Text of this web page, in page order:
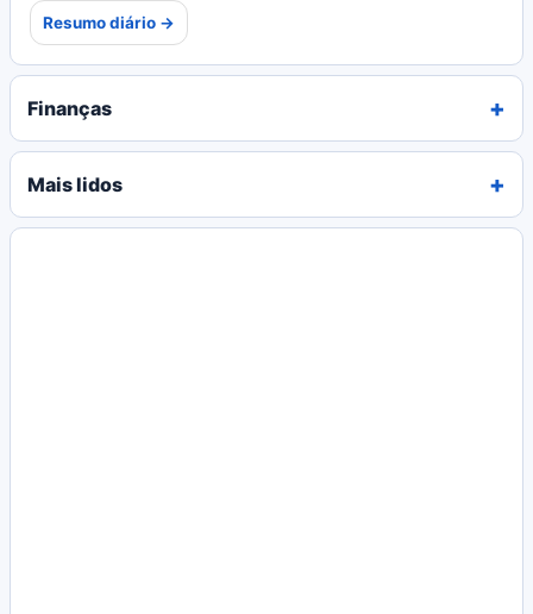
Resumo diário →
Finanças
Mais lidos